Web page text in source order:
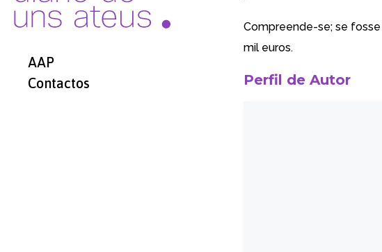
AAP
Contactos
Compreende-se; se
mil euros.
Perfil de Autor